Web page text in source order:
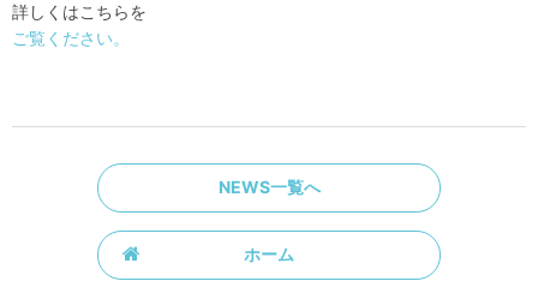
詳しくはこちらを
ご覧ください。
NEWS一覧へ
ホーム